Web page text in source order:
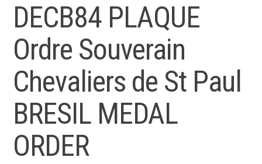
DECB84 PLAQUE
Ordre Souverain
Chevaliers de St Paul
BRESIL MEDAL
ORDER